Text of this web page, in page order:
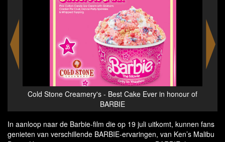
Cold Stone Creamery's - Best Cake Ever in honour of
BARBIE
In aanloop naar de Barbie-film die op 19 juli uitkomt, kunnen fans
genieten van verschillende BARBIE-ervaringen, van Ken’s Malibu